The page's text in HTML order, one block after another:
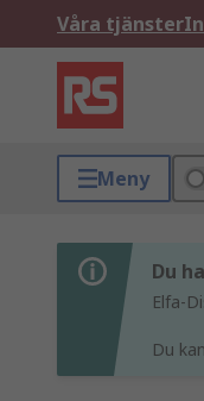
Våra tjänster
Meny
Du
Elfa-
Du